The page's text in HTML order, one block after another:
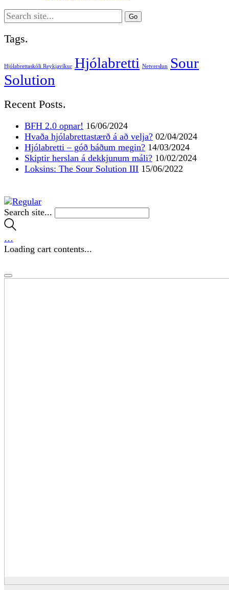
Search
for:
Tags.
Hjólabrettaskóli Reykjavíkur Hjólabretti Netverslun
Sour
Solution
Recent Posts.
BFH 2.0 opnar! 16/06/2024
Hvaða hjólabrettastærð á að velja? 02/04/2024
Hjólabretti – góð báðum megin? 14/03/2024
Skiptir herslan á dekkjunum máli? 10/02/2024
Loksins: The Sour Solution III 15/06/2022
Search site...
…
Loading cart contents...